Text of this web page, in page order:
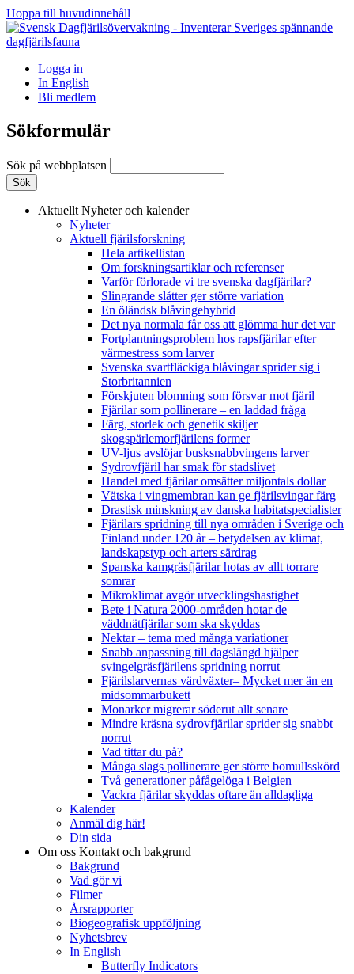
Hoppa till huvudinnehåll
Logga in
In English
Bli medlem
Sökformulär
Sök på webbplatsen
Aktuellt Nyheter och kalender
Nyheter
Aktuell fjärilsforskning
Hela artikellistan
Om forskningsartiklar och referenser
Varför förlorade vi tre svenska dagfjärilar?
Slingrande slåtter ger större variation
En öländsk blåvingehybrid
Det nya normala får oss att glömma hur det var
Fortplantningsproblem hos rapsfjärilar efter
värmestress som larver
Svenska svartfläckiga blåvingar sprider sig i
Storbritannien
Förskjuten blomning som försvar mot fjäril
Fjärilar som pollinerare – en laddad fråga
Färg, storlek och genetik skiljer
skogspärlemorfjärilens former
UV-ljus avslöjar busksnabbvingens larver
Sydrovfjäril har smak för stadslivet
Handel med fjärilar omsätter miljontals dollar
Vätska i vingmembran kan ge fjärilsvingar färg
Drastisk minskning av danska habitatspecialister
Fjärilars spridning till nya områden i Sverige och
Finland under 120 år– betydelsen av klimat,
landskapstyp och arters särdrag
Spanska kamgräsfjärilar hotas av allt torrare
somrar
Mikroklimat avgör utvecklingshastighet
Bete i Natura 2000-områden hotar de
väddnätfjärilar som ska skyddas
Nektar – tema med många variationer
Snabb anpassning till dagslängd hjälper
svingelgräsfjärilens spridning norrut
Fjärilslarvernas värdväxter– Mycket mer än en
midsommarbukett
Monarker migrerar söderut allt senare
Mindre kräsna sydrovfjärilar sprider sig snabbt
norrut
Vad tittar du på?
Många slags pollinerare ger större bomullsskörd
Två generationer påfågelöga i Belgien
Vackra fjärilar skyddas oftare än alldagliga
Kalender
Anmäl dig här!
Din sida
Om oss Kontakt och bakgrund
Bakgrund
Vad gör vi
Filmer
Årsrapporter
Biogeografisk uppföljning
Nyhetsbrev
In English
Butterfly Indicators